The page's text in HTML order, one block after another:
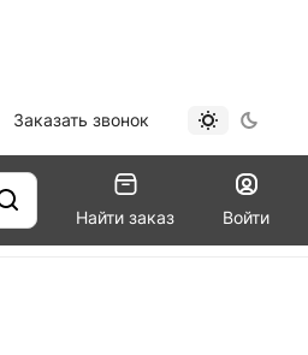
Заказать звонок
Найти заказ
Войти